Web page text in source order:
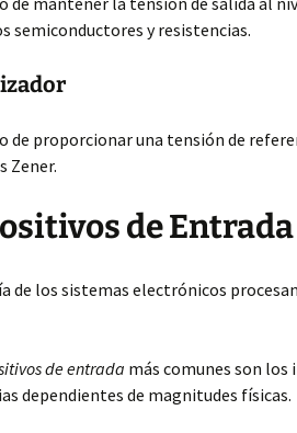
semiconductores y resistencias.
de proporcionar una tensión de
Zener.
de Entrada
de los sistemas electrónicos
de entrada más comunes son
dependientes de magnitudes físicas.